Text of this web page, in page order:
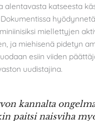
alentavasta katseesta
miellettyjen
ja miehisenä pidetyn
esiin viiden
uudistajina.
kannalta
paitsi naisviha